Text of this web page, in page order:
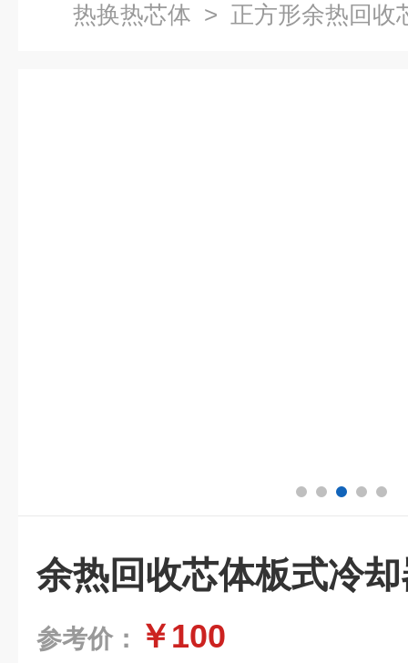
热换热芯体 > 正方形余热回收
余热回收芯体板式冷
参考价： ￥100